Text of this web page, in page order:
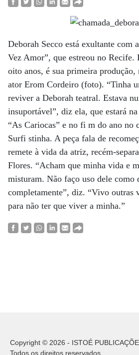
Deborah Secco está exultante com
Vez Amor”, que estreou no Recife.
oito anos, é sua primeira produção,
ator Erom Cordeiro (foto). “Tinha
reviver a Deborah teatral. Estava
insuportável”, diz ela, que estará
“As Cariocas” e no fi m do ano no
Surfi stinha. A peça fala de
remete à vida da atriz, recém-
Flores. “Acham que minha vida e
misturam. Não faço uso dele como
completamente”, diz. “Vivo outras
para não ter que viver a minha.”
Copyright © 2026 - ISTOÉ
Todos os direitos reservados.